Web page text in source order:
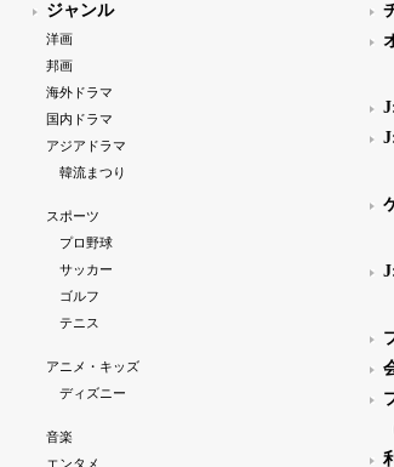
ジャンル
洋画
邦画
海外ドラマ
国内ドラマ
アジアドラマ
韓流まつり
スポーツ
プロ野球
サッカー
ゴルフ
テニス
アニメ・キッズ
ディズニー
音楽
エンタメ